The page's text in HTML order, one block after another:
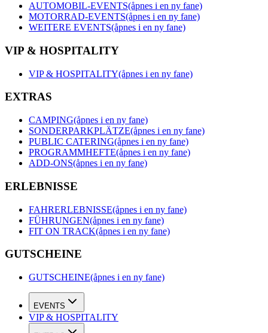
AUTOMOBIL-EVENTS(åpnes i en ny fane)
MOTORRAD-EVENTS(åpnes i en ny fane)
WEITERE EVENTS(åpnes i en ny fane)
VIP & HOSPITALITY
VIP & HOSPITALITY(åpnes i en ny fane)
EXTRAS
CAMPING(åpnes i en ny fane)
SONDERPARKPLÄTZE(åpnes i en ny fane)
PUBLIC CATERING(åpnes i en ny fane)
PROGRAMMHEFTE(åpnes i en ny fane)
ADD-ONS(åpnes i en ny fane)
ERLEBNISSE
FAHRERLEBNISSE(åpnes i en ny fane)
FÜHRUNGEN(åpnes i en ny fane)
FIT ON TRACK(åpnes i en ny fane)
GUTSCHEINE
GUTSCHEINE(åpnes i en ny fane)
EVENTS
VIP & HOSPITALITY